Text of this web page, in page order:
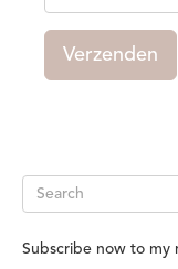
Verzenden
Search
Subscribe now to my